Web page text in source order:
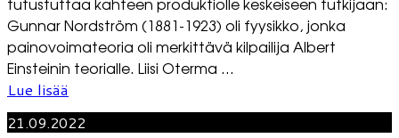
Gunnar Nordström (1881-1923) oli fyysikko, jonka
painovoimateoria oli merkittävä kilpailija Albert
Einsteinin teorialle. Liisi Oterma ...
Lue lisää
21.09.2022